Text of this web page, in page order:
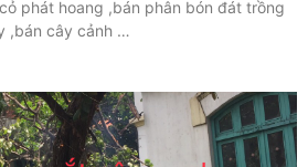
phát hoang ,bán phân bón đát trồng
,bán cây cảnh …